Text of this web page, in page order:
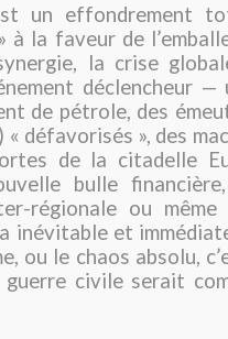
un effondrement
à la faveur de
la crise
déclencheur —
de pétrole, des
défavorisés », des
de la citadelle
bulle
régionale ou
inévitable et
ou le chaos absolu,
civile serait